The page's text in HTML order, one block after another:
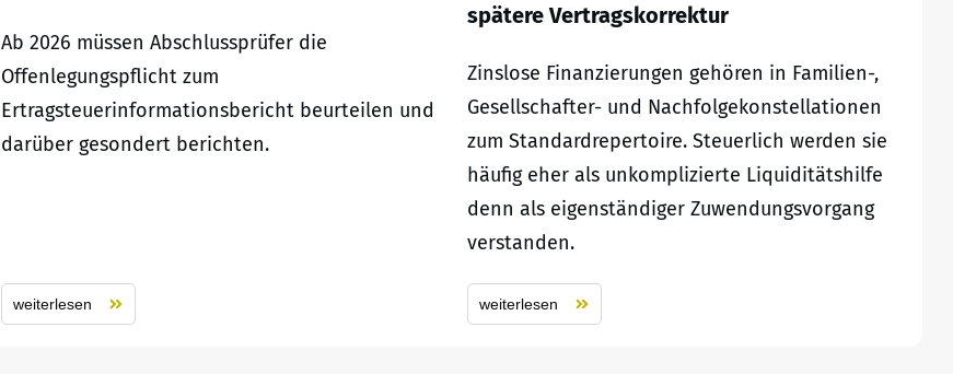
Ab 2026 müssen Abschlussprüfer die
Offenlegungspflicht zum
Ertragsteuerinformationsbericht beurteilen und
darüber gesondert berichten.
weiterlesen
spätere Vertragskorrektur
Zinslose Finanzierungen gehören in Familien-,
Gesellschafter- und Nachfolgekonstellationen
zum Standardrepertoire. Steuerlich werden sie
häufig eher als unkomplizierte Liquiditätshilfe
denn als eigenständiger Zuwendungsvorgang
verstanden.
weiterlesen